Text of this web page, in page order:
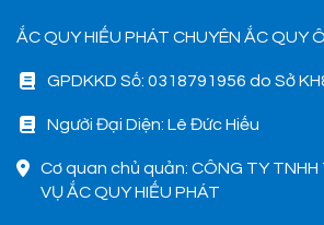
ẮC QUY HIẾU PHÁT CHUYÊN ẮC QUY
GPDKKD Số: 0318791956 do Sở
Người Đại Diện: Lê Đức Hiếu
Cơ quan chủ quản: CÔNG TY TNHH
VỤ ẮC QUY HIẾU PHÁT